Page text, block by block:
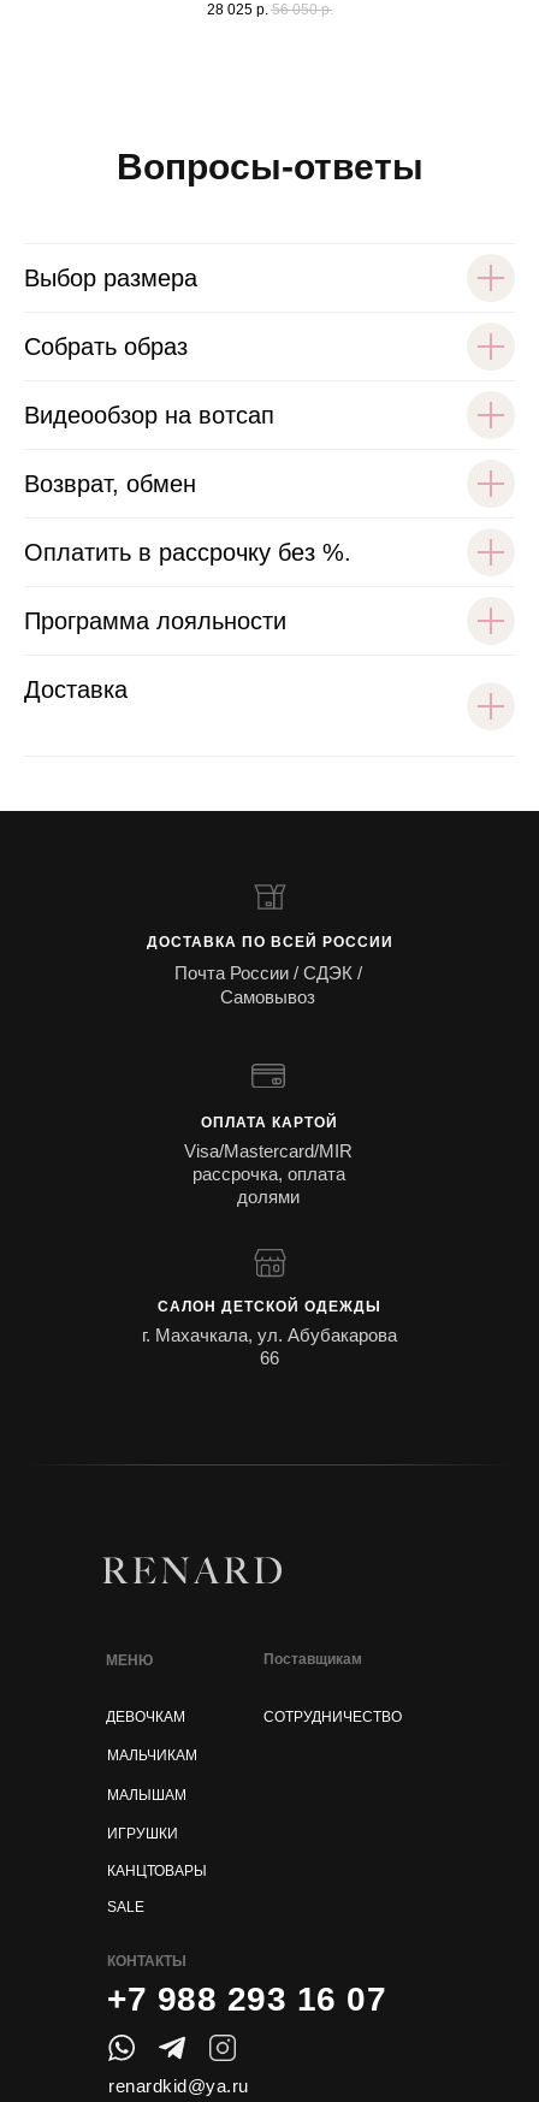
28 025 р. 56 050 р.
Вопросы-ответы
Выбор размера
Собрать образ
Видеообзор на вотсап
Возврат, обмен
Оплатить в рассрочку без %.
Программа лояльности
Доставка
ОПЛАТА КАРТОЙ
Visa/Mastercard/MIR
рассрочка, оплата
долями
ДОСТАВКА ПО ВСЕЙ РОССИИ
Почта России / СДЭК /
Самовывоз
САЛОН ДЕТСКОЙ ОДЕЖДЫ
г. Махачкала, ул. Абубакарова
66
МЕНЮ
ДЕВОЧКАМ
МАЛЬЧИКАМ
МАЛЫШАМ
ИГРУШКИ
КАНЦТОВАРЫ
КОНТАКТЫ
+7 988 293 16 07
Поставщикам
renardkid@ya.ru
СОТРУДНИЧЕСТВО
SALE